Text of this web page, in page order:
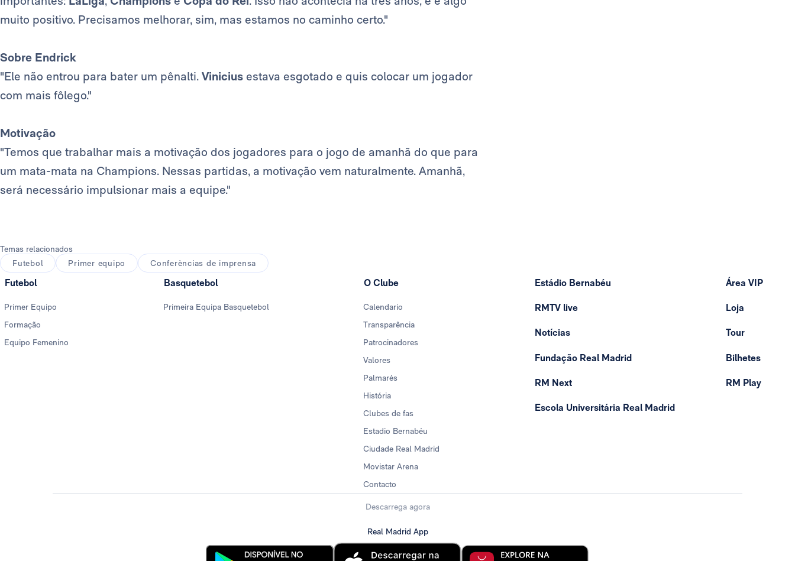
muito positivo. Precisamos melhorar, sim, mas estamos no caminho certo."
Sobre Endrick
"Ele não entrou para bater um pênalti. Vinicius estava esgotado e quis colocar um jogador
com mais fôlego."
Motivação
"Temos que trabalhar mais a motivação dos jogadores para o jogo de amanhã do que para
um mata-mata na Champions. Nessas partidas, a motivação vem naturalmente. Amanhã,
será necessário impulsionar mais a equipe."
Temas relacionados
Futebol
Primer equipo Conferèncias de imprensa
Futebol
Primer Equipo
Formação
Equipo Femenino
Basquetebol
Primeira Equipa Basquetebol
O Clube
Calendario
Transparência
Patrocinadores
Valores
Palmarés
História
Clubes de fas
Estadio Bernabéu
Ciudade Real Madrid
Movistar Arena
Contacto
Estádio Bernabéu
RMTV live
Notícias
Fundação Real Madrid
RM Next
Escola Universitária Real Madrid
Área VIP
Loja
Tour
Bilhetes
RM Play
Descarrega agora
Real Madrid App